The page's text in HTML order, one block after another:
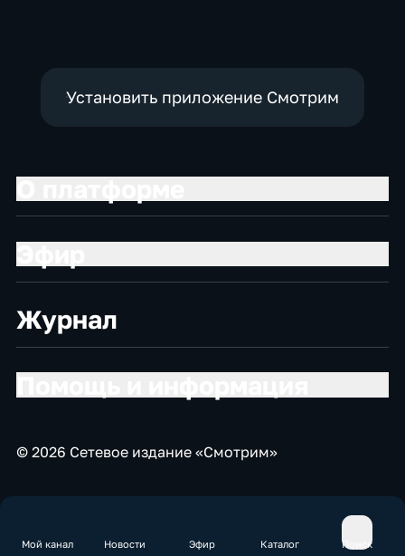
Мой канал Новости Эфир Каталог Поиск
Установить приложение Смотрим
Журнал
© 2026 Сетевое издание «Смотрим»